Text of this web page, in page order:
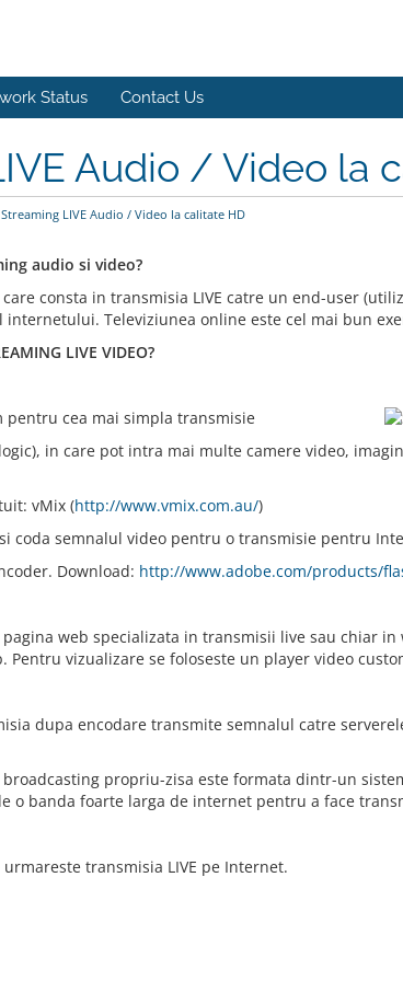
Status Contact Us
Audio / Video la
Streaming LIVE Audio / Video la calitate HD
audio si video?
consta in transmisia LIVE catre un end-user
Televiziunea online este cel mai bun
LIVE VIDEO?
pentru cea mai simpla transmisie
in care pot intra mai multe camere video,
vMix (http://www.vmix.com.au/)
coda semnalul video pentru o transmisie pentru
Download: http://www.adobe.com/products/
pagina web specializata in transmisii live sau chiar
Pentru vizualizare se foloseste un player video
dupa encodare transmite semnalul catre
propriu-zisa este formata dintr-un
o banda foarte larga de internet pentru a face
transmisia LIVE pe Internet.